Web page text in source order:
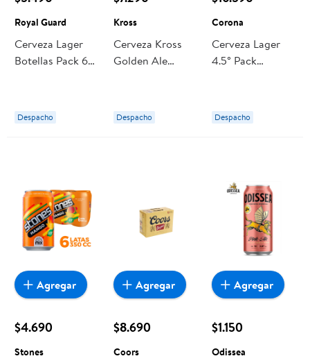
Royal Guard
Cerveza Lager
Botellas Pack 6
Despacho
Kross
Cerveza Kross
Golden Ale
Despacho
Corona
Cerveza Lager
4.5° Pack
Despacho
$4.690
Stones
Agregar
$8.690
Coors
Agregar
$1.150
Odissea
Agregar